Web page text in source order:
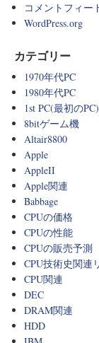
コメントフィー
WordPress.org
カテゴリー
1970年代PC
1980年代PC
1st PC(最初のPC)
8bitゲーム機
Altair8800
Apple
AppleII
Apple関連
Babbage
CPUの価格
CPUの性能
CPUの販売予測
CPU技術史関連
CPU関連
DEC
DRAM関連
HDD